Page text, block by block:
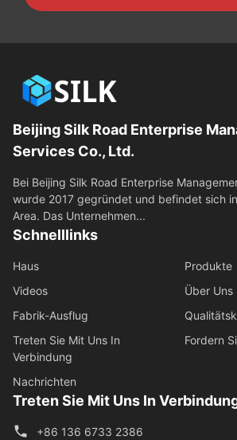
Beijing Silk Road Enterprise
Services Co., Ltd.
Bei Beijing Silk Road Enterprise
wurde 2017 gegründet und befindet sich
Area. Das Unternehmen...
Schnelllinks
Haus
Produkte
Videos
Über Uns
Fabrik-Ausflug
Treten Sie Mit Uns In
Verbindung
Fordern
Nachrichten
Treten Sie Mit Uns In
+86 136 6733 2386